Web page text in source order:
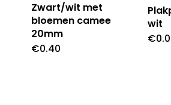
Zwart/wit met
bloemen camee
20mm
€0.40
wit
€